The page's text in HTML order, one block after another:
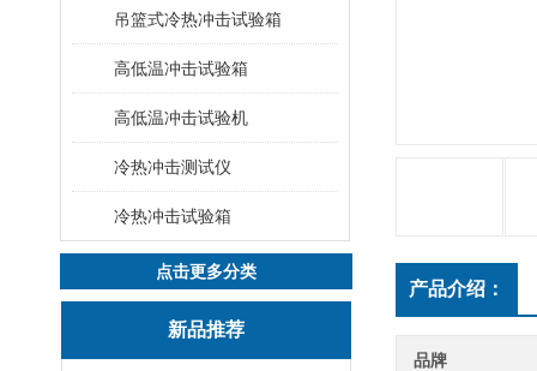
吊篮式冷热冲击试验箱
高低温冲击试验箱
高低温冲击试验机
冷热冲击测试仪
冷热冲击试验箱
点击更多分类
新品推荐
产品介绍：
品牌